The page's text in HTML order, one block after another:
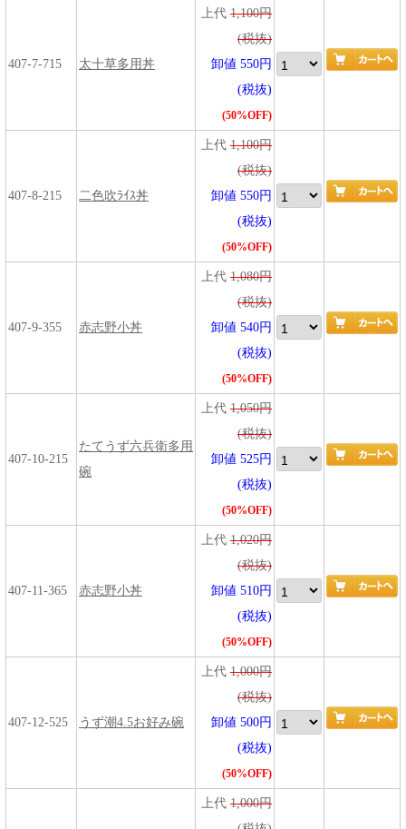
407-7-715 太十草多用丼
上代 1,100円
(税抜)
卸値 550円
(税抜)
(50%OFF)
407-8-215 二色吹ﾗｲｽ丼
上代 1,100円
(税抜)
卸値 550円
(税抜)
(50%OFF)
407-9-355 赤志野小丼
上代 1,080円
(税抜)
卸値 540円
(税抜)
(50%OFF)
407-10-215
たてうず六兵衛多用
碗
上代 1,050円
(税抜)
卸値 525円
(税抜)
(50%OFF)
407-11-365 赤志野小丼
上代 1,020円
(税抜)
卸値 510円
(税抜)
(50%OFF)
407-12-525 うず潮4.5お好み碗
上代 1,000円
(税抜)
卸値 500円
(税抜)
(50%OFF)
上代 1,000円